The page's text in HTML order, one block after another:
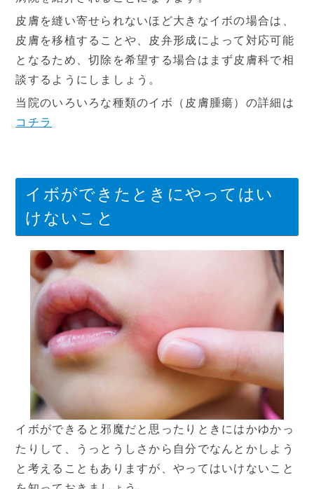
皮膚を縫い寄せられないほど大きなイボの場合は、
皮膚を移植することや、皮弁形成によって対応可能
となるため、切除を希望する場合はまず皮膚科で相
談するようにしましょう。
当院のいろいろな種類のイボ（皮膚腫瘍）の詳細は
コチラ
イボができたときにやってはい
けないこと
イボができると邪魔だと思ったりときにはかゆかっ
たりして、うっとうしさから自分でなんとかしよう
と考えることもありますが、やってはいけないこと